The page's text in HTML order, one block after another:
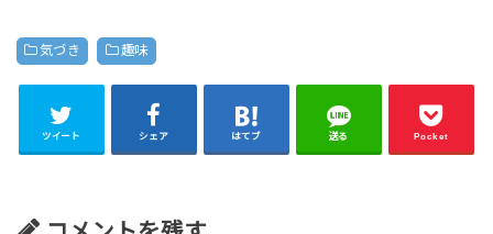
気づき 趣味
ツイート シェア はてブ 送る Pocket